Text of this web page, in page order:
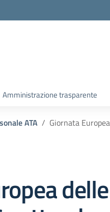
Amministrazione trasparente
ATA Giornata
delle